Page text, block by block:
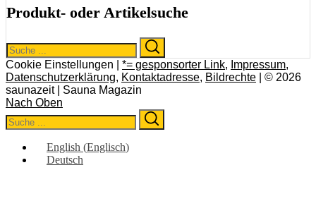
Produkt- oder Artikelsuche
Search
for:
Cookie Einstellungen | *= gesponsorter Link, Impressum,
Datenschutzerklärung, Kontaktadresse, Bildrechte | © 2026
saunazeit | Sauna Magazin
Nach Oben
Search
for:
English (Englisch)
Deutsch